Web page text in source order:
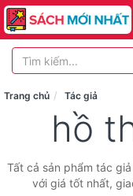
Trang chủ Tác giả
hồ
Tất cả sản phẩm tác
với giá tốt nhất,